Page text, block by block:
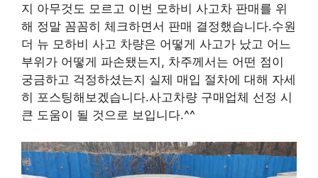
지 아무것도 모르고 이번 모하비 사고차 판매를 위
해 정말 꼼꼼히 체크하면서 판매 결정했습니다.수원
더 뉴 모하비 사고 차량은 어떻게 사고가 났고 어느
부위가 어떻게 파손됐는지, 차주께서는 어떤 점이
궁금하고 걱정하셨는지 실제 매입 절차에 대해 자세
히 포스팅해보겠습니다.사고차량 구매업체 선정 시
큰 도움이 될 것으로 보입니다.^^